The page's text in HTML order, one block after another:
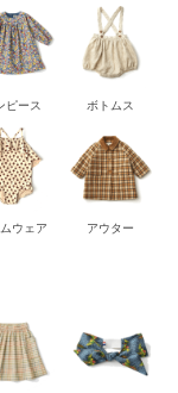
ピース ボトムス
ウェア アウター